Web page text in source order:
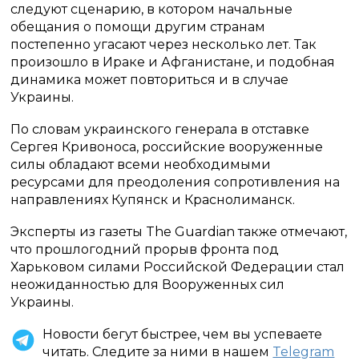
следуют сценарию, в котором начальные
обещания о помощи другим странам
постепенно угасают через несколько лет. Так
произошло в Ираке и Афганистане, и подобная
динамика может повториться и в случае
Украины.
По словам украинского генерала в отставке
Сергея Кривоноса, российские вооруженные
силы обладают всеми необходимыми
ресурсами для преодоления сопротивления на
направлениях Купянск и Краснолиманск.
Эксперты из газеты The Guardian также отмечают,
что прошлогодний прорыв фронта под
Харьковом силами Российской Федерации стал
неожиданностью для Вооруженных сил
Украины.
Новости бегут быстрее, чем вы успеваете
читать. Следите за ними в нашем Telegram